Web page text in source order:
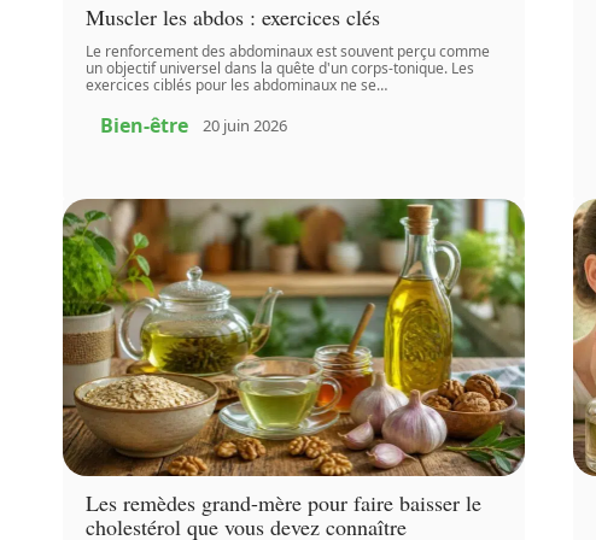
Muscler les abdos : exercices clés
Le renforcement des abdominaux est souvent perçu comme
un objectif universel dans la quête d'un corps-tonique. Les
exercices ciblés pour les abdominaux ne se…
Bien-être 20 juin 2026
Les remèdes grand-mère pour faire baisser le
cholestérol que vous devez connaître